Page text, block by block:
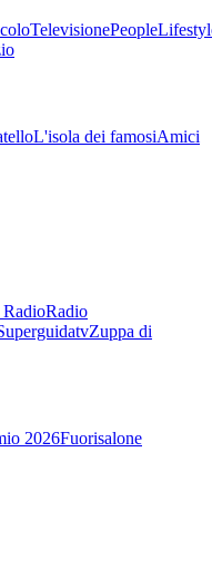
TelevisionePeople
L'isola dei famosiAmici
Radio
Zuppa di
2026Fuorisalone